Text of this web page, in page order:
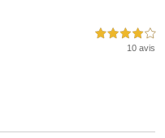
4,0 étoiles sur 5
10 avis